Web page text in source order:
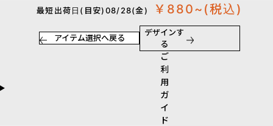
最短出荷日(目安)08/28(金) ￥880~ (税込)
アイテム選択へ戻る
デザインす
る
ご
利
用
ガ
イ
ド